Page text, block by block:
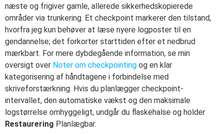
næste og frigiver gamle, allerede sikkerhedskopierede
områder via trunkering. Et checkpoint markerer den tilstand,
hvorfra jeg kun behøver at læse nyere logposter til en
gendannelse; det forkorter starttiden efter et nedbrud
mærkbart. For mere dybdegående information, se min
oversigt over Noter om checkpointing og en klar
kategorisering af håndtagene i forbindelse med
skriveforstærkning. Hvis du planlægger checkpoint-
intervallet, den automatiske vækst og den maksimale
logstørrelse omhyggeligt, undgår du flaskehalse og holder
Restaurering Planlægbar.